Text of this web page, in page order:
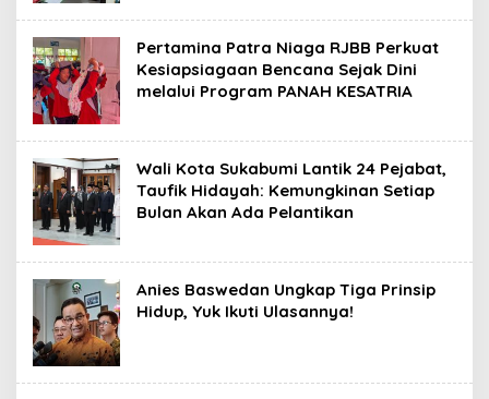
Pertamina Patra Niaga RJBB Perkuat
Kesiapsiagaan Bencana Sejak Dini
melalui Program PANAH KESATRIA
Wali Kota Sukabumi Lantik 24 Pejabat,
Taufik Hidayah: Kemungkinan Setiap
Bulan Akan Ada Pelantikan
Anies Baswedan Ungkap Tiga Prinsip
Hidup, Yuk Ikuti Ulasannya!